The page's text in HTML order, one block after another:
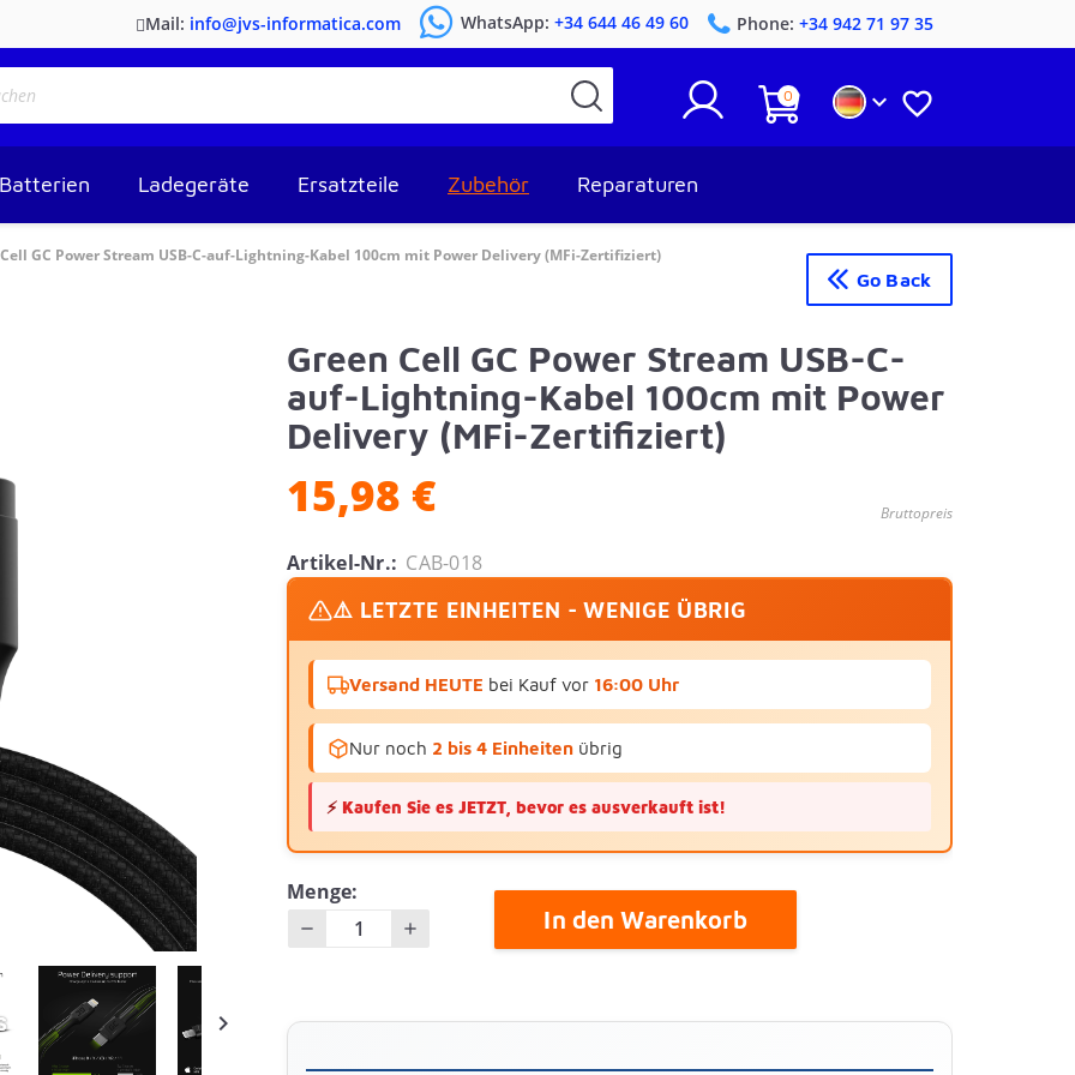
Mail: info@jvs-informatica.com WhatsApp:+34 644 46 49 60 Phone: +34 942 71 97 35
0  
Batterien Ladegeräte Ersatzteile Zubehör Reparaturen
GC Power Stream USB-C-auf-Lightning-Kabel 100cm mit Power Delivery (MFi-Zertifiziert)
Go Back

Green Cell GC Power Stream USB-C-
auf-Lightning-Kabel 100cm mit Power
Delivery (MFi-Zertifiziert)
15,98 € Bruttopreis
Artikel-Nr.: CAB-018
⚠️ LETZTE EINHEITEN - WENIGE ÜBRIG
Versand HEUTE bei Kauf vor 16:00 Uhr
Nur noch 2 bis 4 Einheiten übrig
⚡ Kaufen Sie es JETZT, bevor es ausverkauft ist!
Menge:
In den Warenkorb